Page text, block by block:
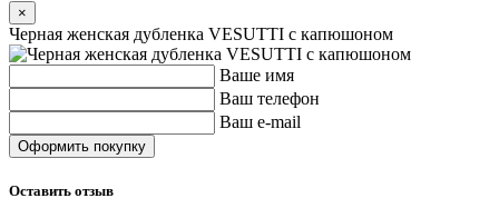
×
Черная женская дубленка VESUTTI с капюшоном
Ваше имя
Ваш телефон
Ваш e-mail
Оставить отзыв